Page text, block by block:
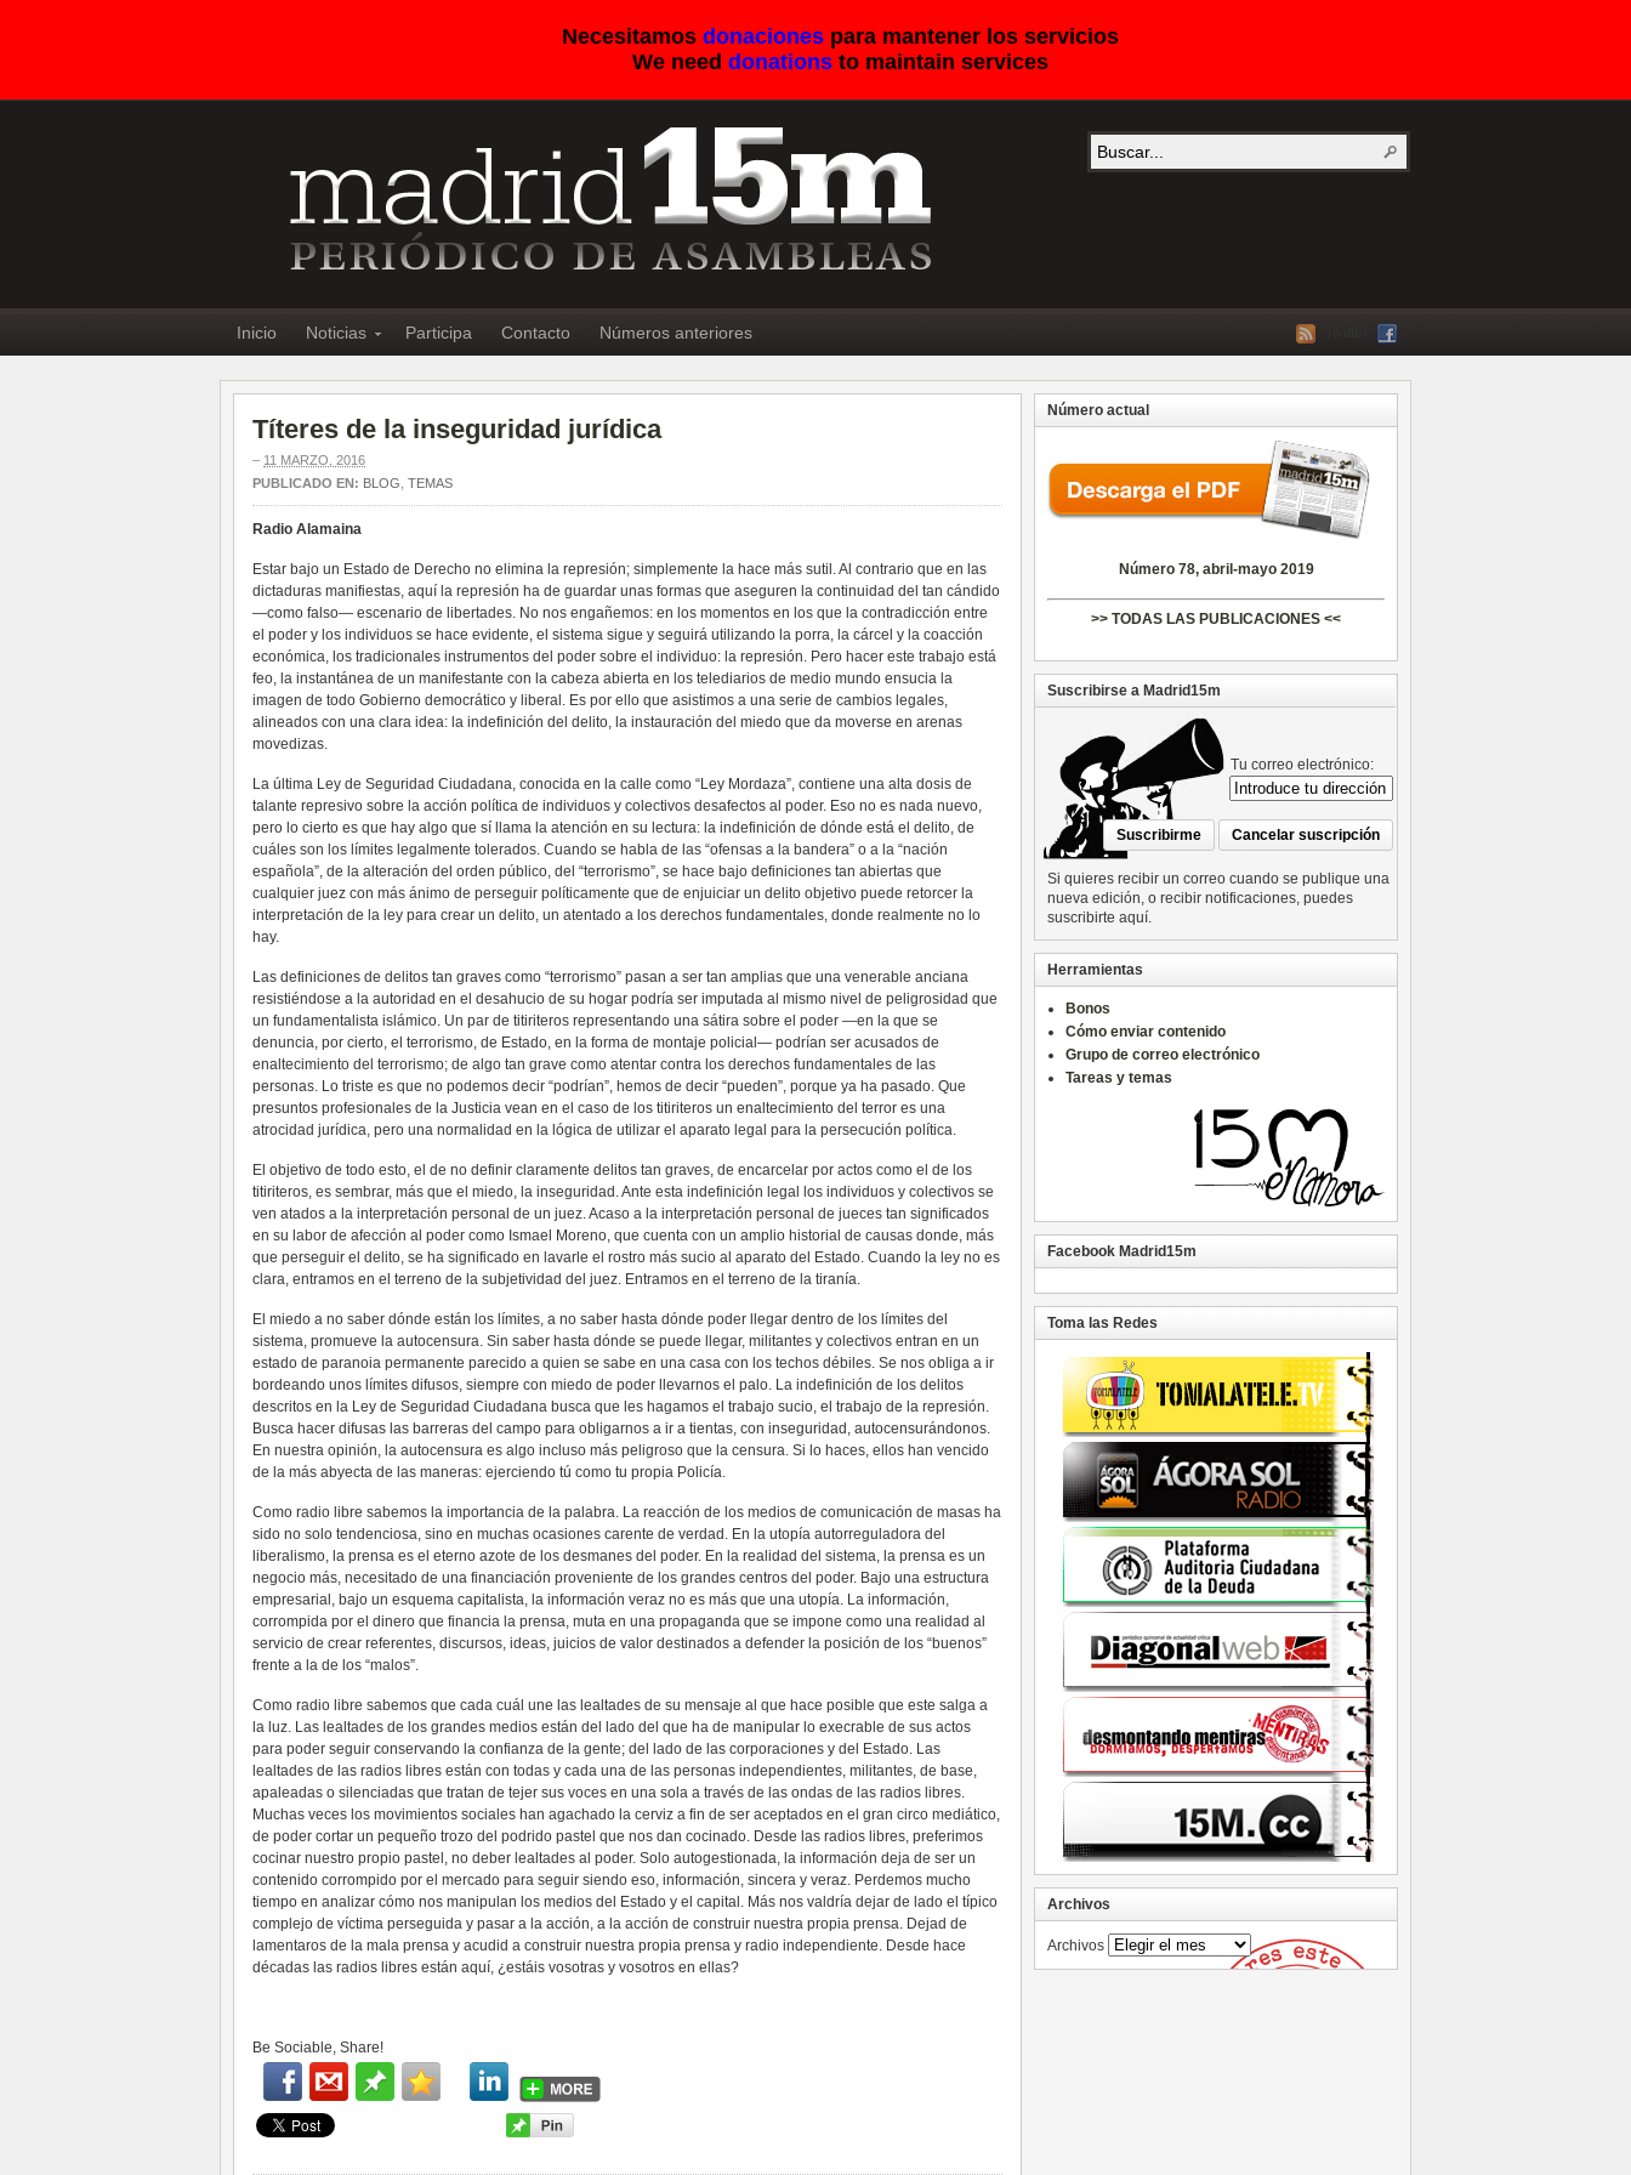
Necesitamos donacionespara mantener los servicios
We need donationsto maintain services
Inicio Noticias Participa Contacto Números anteriores
Títeres de la inseguridad jurídica
– 11 MARZO, 2016
PUBLICADO EN: BLOG TEMAS
Radio Alamaina
Estar bajo un Estado de Derecho no elimina la represión; simplemente la hace más sutil. Al contrario que en las
dictaduras manifiestas, aquí la represión ha de guardar unas formas que aseguren la continuidad del tan cándido
—como falso— escenario de libertades. No nos engañemos: en los momentos en los que la contradicción entre
el poder y los individuos se hace evidente, el sistema sigue y seguirá utilizando la porra, la cárcel y la coacción
económica, los tradicionales instrumentos del poder sobre el individuo: la represión. Pero hacer este trabajo está
feo, la instantánea de un manifestante con la cabeza abierta en los telediarios de medio mundo ensucia la
imagen de todo Gobierno democrático y liberal. Es por ello que asistimos a una serie de cambios legales,
alineados con una clara idea: la indefinición del delito, la instauración del miedo que da moverse en arenas
movedizas.
La última Ley de Seguridad Ciudadana, conocida en la calle como “Ley Mordaza”, contiene una alta dosis de
talante represivo sobre la acción política de individuos y colectivos desafectos al poder. Eso no es nada nuevo,
pero lo cierto es que hay algo que sí llama la atención en su lectura: la indefinición de dónde está el delito, de
cuáles son los límites legalmente tolerados. Cuando se habla de las “ofensas a la bandera” o a la “nación
española”, de la alteración del orden público, del “terrorismo”, se hace bajo definiciones tan abiertas que
cualquier juez con más ánimo de perseguir políticamente que de enjuiciar un delito objetivo puede retorcer la
interpretación de la ley para crear un delito, un atentado a los derechos fundamentales, donde realmente no lo
hay.
Las definiciones de delitos tan graves como “terrorismo” pasan a ser tan amplias que una venerable anciana
resistiéndose a la autoridad en el desahucio de su hogar podría ser imputada al mismo nivel de peligrosidad que
un fundamentalista islámico. Un par de titiriteros representando una sátira sobre el poder —en la que se
denuncia, por cierto, el terrorismo, de Estado, en la forma de montaje policial— podrían ser acusados de
enaltecimiento del terrorismo; de algo tan grave como atentar contra los derechos fundamentales de las
personas. Lo triste es que no podemos decir “podrían”, hemos de decir “pueden”, porque ya ha pasado. Que
presuntos profesionales de la Justicia vean en el caso de los titiriteros un enaltecimiento del terror es una
atrocidad jurídica, pero una normalidad en la lógica de utilizar el aparato legal para la persecución política.
El objetivo de todo esto, el de no definir claramente delitos tan graves, de encarcelar por actos como el de los
titiriteros, es sembrar, más que el miedo, la inseguridad. Ante esta indefinición legal los individuos y colectivos se
ven atados a la interpretación personal de un juez. Acaso a la interpretación personal de jueces tan significados
en su labor de afección al poder como Ismael Moreno, que cuenta con un amplio historial de causas donde, más
que perseguir el delito, se ha significado en lavarle el rostro más sucio al aparato del Estado. Cuando la ley no es
clara, entramos en el terreno de la subjetividad del juez. Entramos en el terreno de la tiranía.
El miedo a no saber dónde están los límites, a no saber hasta dónde poder llegar dentro de los límites del
sistema, promueve la autocensura. Sin saber hasta dónde se puede llegar, militantes y colectivos entran en un
estado de paranoia permanente parecido a quien se sabe en una casa con los techos débiles. Se nos obliga a ir
bordeando unos límites difusos, siempre con miedo de poder llevarnos el palo. La indefinición de los delitos
descritos en la Ley de Seguridad Ciudadana busca que les hagamos el trabajo sucio, el trabajo de la represión.
Busca hacer difusas las barreras del campo para obligarnos a ir a tientas, con inseguridad, autocensurándonos.
En nuestra opinión, la autocensura es algo incluso más peligroso que la censura. Si lo haces, ellos han vencido
de la más abyecta de las maneras: ejerciendo tú como tu propia Policía.
Como radio libre sabemos la importancia de la palabra. La reacción de los medios de comunicación de masas ha
sido no solo tendenciosa, sino en muchas ocasiones carente de verdad. En la utopía autorreguladora del
liberalismo, la prensa es el eterno azote de los desmanes del poder. En la realidad del sistema, la prensa es un
negocio más, necesitado de una financiación proveniente de los grandes centros del poder. Bajo una estructura
empresarial, bajo un esquema capitalista, la información veraz no es más que una utopía. La información,
corrompida por el dinero que financia la prensa, muta en una propaganda que se impone como una realidad al
servicio de crear referentes, discursos, ideas, juicios de valor destinados a defender la posición de los “buenos”
frente a la de los “malos”.
Como radio libre sabemos que cada cuál une las lealtades de su mensaje al que hace posible que este salga a
la luz. Las lealtades de los grandes medios están del lado del que ha de manipular lo execrable de sus actos
para poder seguir conservando la confianza de la gente; del lado de las corporaciones y del Estado. Las
lealtades de las radios libres están con todas y cada una de las personas independientes, militantes, de base,
apaleadas o silenciadas que tratan de tejer sus voces en una sola a través de las ondas de las radios libres.
Muchas veces los movimientos sociales han agachado la cerviz a fin de ser aceptados en el gran circo mediático,
de poder cortar un pequeño trozo del podrido pastel que nos dan cocinado. Desde las radios libres, preferimos
cocinar nuestro propio pastel, no deber lealtades al poder. Solo autogestionada, la información deja de ser un
contenido corrompido por el mercado para seguir siendo eso, información, sincera y veraz. Perdemos mucho
tiempo en analizar cómo nos manipulan los medios del Estado y el capital. Más nos valdría dejar de lado el típico
complejo de víctima perseguida y pasar a la acción, a la acción de construir nuestra propia prensa. Dejad de
lamentaros de la mala prensa y acudid a construir nuestra propia prensa y radio independiente. Desde hace
décadas las radios libres están aquí, ¿estáis vosotras y vosotros en ellas?
Be Sociable, Share!
Número actual
Número 78, abril-mayo 2019
>> TODAS LAS PUBLICACIONES <<
Suscribirse a Madrid15m
Tu correo electrónico:
Si quieres recibir un correo cuando se publique una
nueva edición, o recibir notificaciones, puedes
suscribirte aquí.
Herramientas
Bonos
Cómo enviar contenido
Grupo de correo electrónico
Tareas y temas
Facebook Madrid15m
Toma las Redes
Archivos
Archivos